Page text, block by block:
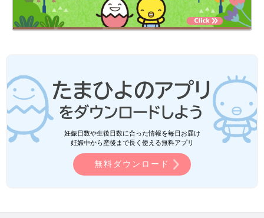
妊娠日数や生後日数に合った情報を毎日お届け
妊娠中から産後まで長く使える無料アプリ
無料ダウンロード